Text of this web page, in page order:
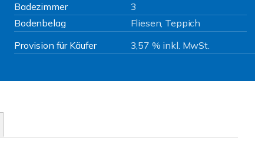
Badezimmer
3
Bodenbelag
Fliesen, Teppich
Provision für Käufer
3,57 % inkl. MwSt.